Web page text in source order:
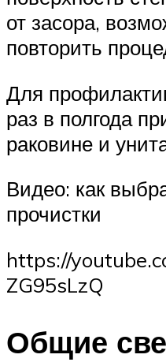
от засора,
повторить
Для
раз в полгода
раковине и
Видео: как
прочистки
https://
ZG95sLzQ
Общие